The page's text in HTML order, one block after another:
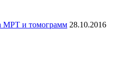
МРТ и томограмм 28.10.2016